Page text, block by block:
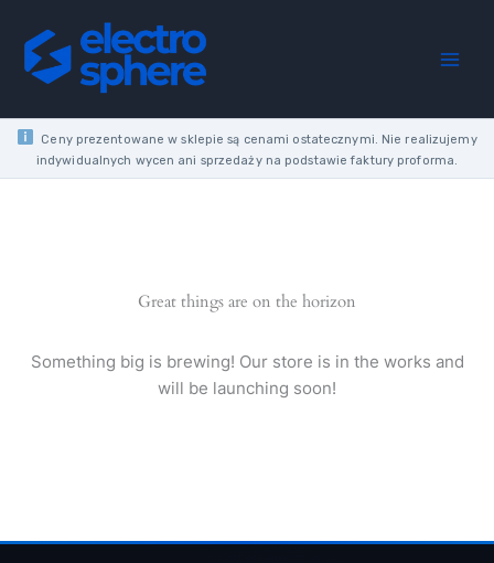
content
Ceny prezentowane w sklepie są cenami ostatecznymi. Nie realizujemy
indywidualnych wycen ani sprzedaży na podstawie faktury proforma.
Great things are on the horizon
Something big is brewing! Our store is in the works and
will be launching soon!
quantity